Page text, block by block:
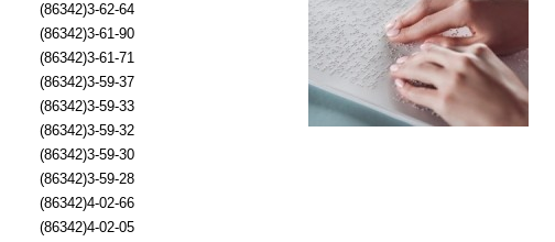
(86342)3-62-64
(86342)3-61-90
(86342)3-61-71
(86342)3-59-37
(86342)3-59-33
(86342)3-59-32
(86342)3-59-30
(86342)3-59-28
(86342)4-02-66
(86342)4-02-05